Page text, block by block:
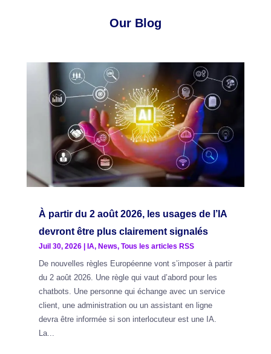
Our Blog
À partir du 2 août 2026, les usages de l’IA
devront être plus clairement signalés
Juil 30, 2026| IA, News, Tous les articles RSS
De nouvelles règles Européenne vont s’imposer à partir
du 2 août 2026. Une règle qui vaut d’abord pour les
chatbots. Une personne qui échange avec un service
client, une administration ou un assistant en ligne
devra être informée si son interlocuteur est une IA.
La...